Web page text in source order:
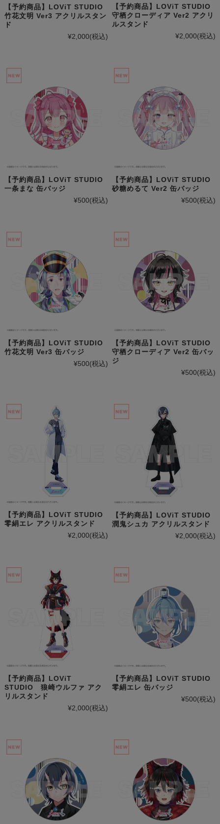
【予約商品】LOViT STUDIO
竹花文明 Ver3 アクリルスタン
ド
¥2,000(税込)
【予約商品】LOViT STUDIO
守栖クローディア Ver2 アクリ
ルスタンド
¥2,000(税込)
【予約商品】LOViT STUDIO
一条まな 缶バッジ
¥500(税込)
【予約商品】LOViT STUDIO
砂糖めるて Ver2 缶バッジ
¥500(税込)
【予約商品】LOViT STUDIO
竹花文明 Ver3 缶バッジ
¥500(税込)
【予約商品】LOViT STUDIO
守栖クローディア Ver2 缶バッ
ジ
¥500(税込)
【予約商品】LOViT STUDIO
零絹エレ アクリルスタンド
¥2,000(税込)
【予約商品】LOViT STUDIO
潤鬼シュカ アクリルスタンド
¥2,000(税込)
【予約商品】LOViT
STUDIO 狼崎ウルファ アク
リルスタンド
¥2,000(税込)
【予約商品】LOViT STUDIO
零絹エレ 缶バッジ
¥500(税込)